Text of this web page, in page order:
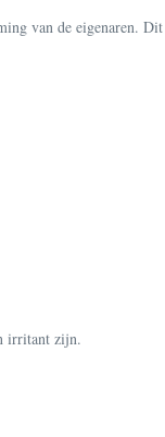
van de eigenaren.
irritant zijn.